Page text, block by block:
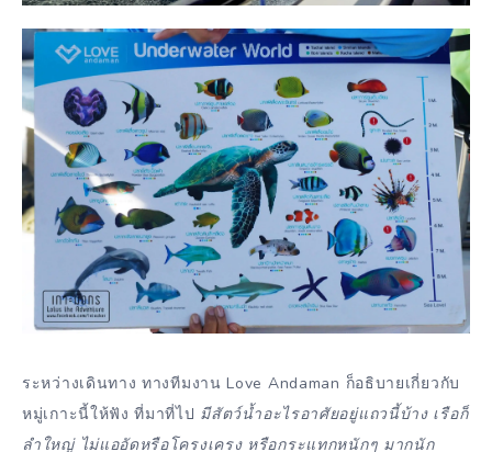
ระหว่างเดินทาง ทางทีมงาน Love Andaman ก็อธิบายเกี่ยวกับ
หมู่เกาะนี้ให้ฟัง ที่มาที่ไป มีสัตว์น้ำอะไรอาศัยอยู่แถวนี้บ้าง เรือก็
ลำใหญ่ ไม่แออัดหรือโครงเครง หรือกระแทกหนักๆ มากนัก